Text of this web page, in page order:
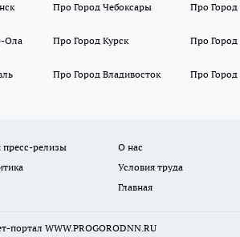
Про Город Чебоксары Про Город
Ола Про Город Курск Про
Про Город Владивосток Про Город
пресс-релизы О нас
Условия труда
Главная
портал WWW.PROGORODNN.RU